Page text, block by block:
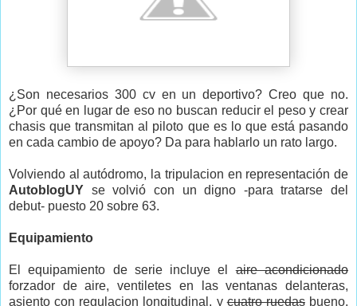
¿Son necesarios 300 cv en un deportivo? Creo que no.
¿Por qué en lugar de eso no buscan reducir el peso y crear
chasis que transmitan al piloto que es lo que está pasando
en cada cambio de apoyo? Da para hablarlo un rato largo.
Volviendo al autódromo, la tripulacion en representación de
AutoblogUY se volvió con un digno -para tratarse del
debut- puesto 20 sobre 63.
Equipamiento
El equipamiento de serie incluye elaire acondicionado
forzador de aire, ventiletes en las ventanas delanteras,
asiento con regulacion longitudinal, ycuatro ruedasbueno,